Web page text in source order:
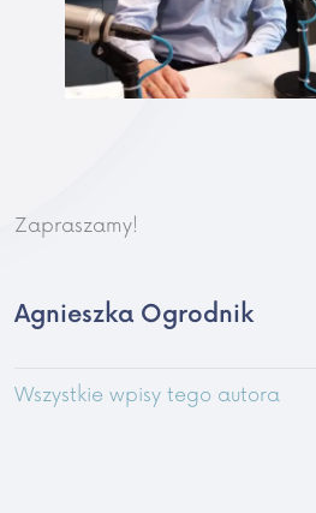
Zapraszamy!
Agnieszka Ogrodnik
Wszystkie wpisy tego autora